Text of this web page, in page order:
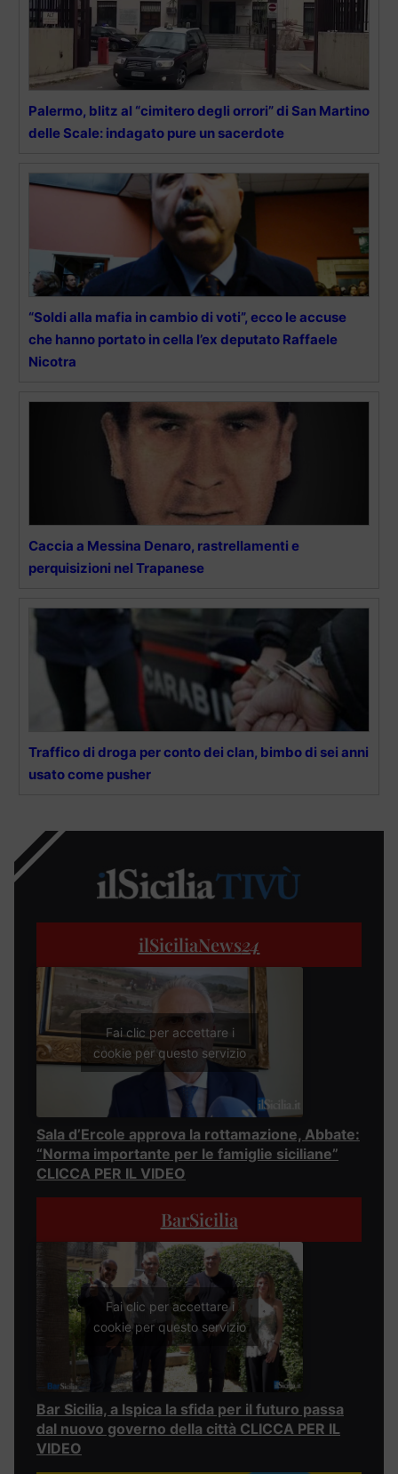
Palermo, blitz al “cimitero degli orrori” di San Martino
delle Scale: indagato pure un sacerdote
“Soldi alla mafia in cambio di voti”, ecco le accuse
che hanno portato in cella l’ex deputato Raffaele
Nicotra
Caccia a Messina Denaro, rastrellamenti e
perquisizioni nel Trapanese
Traffico di droga per conto dei clan, bimbo di sei anni
usato come pusher
ilSiciliaNews24
Fai clic per accettare i
cookie per questo servizio
Sala d’Ercole approva la rottamazione, Abbate:
“Norma importante per le famiglie siciliane”
CLICCA PER IL VIDEO
BarSicilia
Fai clic per accettare i
cookie per questo servizio
Bar Sicilia, a Ispica la sfida per il futuro passa
dal nuovo governo della città CLICCA PER IL
VIDEO